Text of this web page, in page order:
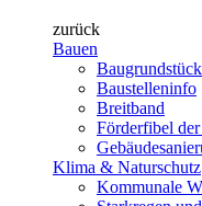
zurück
Bauen
Baustelleninfo
Breitband
Förderfibel
Klima & Naturschutz
Kommunale